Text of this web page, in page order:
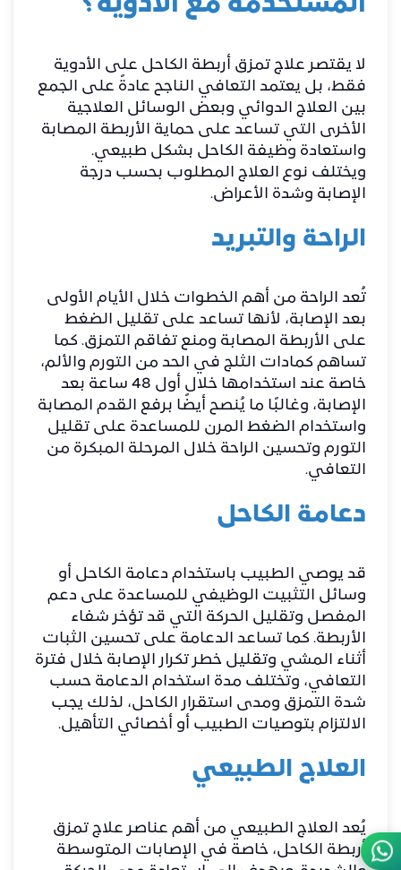
المستخدمة مع الأدوية؟
لا يقتصر علاج تمزق أربطة الكاحل على الأدوية
فقط، بل يعتمد التعافي الناجح عادةً على الجمع
بين العلاج الدوائي وبعض الوسائل العلاجية
الأخرى التي تساعد على حماية الأربطة المصابة
واستعادة وظيفة الكاحل بشكل طبيعي.
ويختلف نوع العلاج المطلوب بحسب درجة
الإصابة وشدة الأعراض.
الراحة والتبريد
تُعد الراحة من أهم الخطوات خلال الأيام الأولى
بعد الإصابة، لأنها تساعد على تقليل الضغط
على الأربطة المصابة ومنع تفاقم التمزق. كما
تساهم كمادات الثلج في الحد من التورم والألم،
خاصة عند استخدامها خلال أول 48 ساعة بعد
الإصابة، وغالبًا ما يُنصح أيضًا برفع القدم المصابة
واستخدام الضغط المرن للمساعدة على تقليل
التورم وتحسين الراحة خلال المرحلة المبكرة من
التعافي.
دعامة الكاحل
قد يوصي الطبيب باستخدام دعامة الكاحل أو
وسائل التثبيت الوظيفي للمساعدة على دعم
المفصل وتقليل الحركة التي قد تؤخر شفاء
الأربطة. كما تساعد الدعامة على تحسين الثبات
أثناء المشي وتقليل خطر تكرار الإصابة خلال فترة
التعافي، وتختلف مدة استخدام الدعامة حسب
شدة التمزق ومدى استقرار الكاحل، لذلك يجب
الالتزام بتوصيات الطبيب أو أخصائي التأهيل.
العلاج الطبيعي
يُعد العلاج الطبيعي من أهم عناصر علاج تمزق
أربطة الكاحل، خاصة في الإصابات المتوسطة